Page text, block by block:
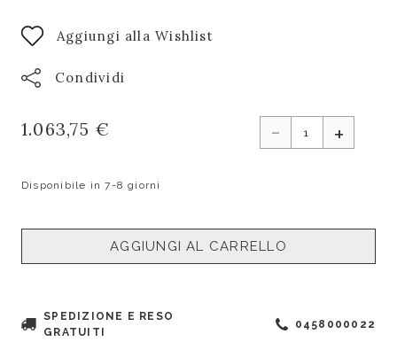
Aggiungi alla Wishlist
Condividi
1.063,75 € - +
Disponibile in 7-8 giorni
AGGIUNGI AL CARRELLO
SPEDIZIONE E RESO
GRATUITI
0458000022